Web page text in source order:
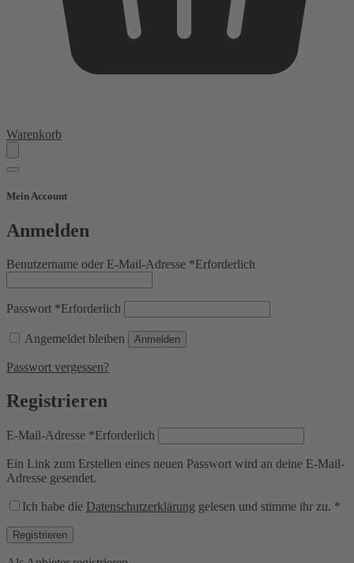
Warenkorb
Mein Account
Anmelden
Benutzername oder E-Mail-Adresse *Erforderlich
Passwort *Erforderlich
Angemeldet bleiben Anmelden
Passwort vergessen?
Registrieren
E-Mail-Adresse *Erforderlich
Ein Link zum Erstellen eines neuen Passwort wird an deine E-Mail-
Adresse gesendet.
Ich habe die Datenschutzerklärung gelesen und stimme ihr zu. *
Registrieren